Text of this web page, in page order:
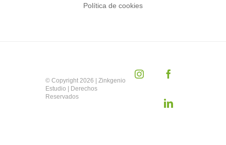
Política de cookies
© Copyright 2026 | Zinkgenio
Estudio | Derechos
Reservados
InstagramFacebook
LinkedIn